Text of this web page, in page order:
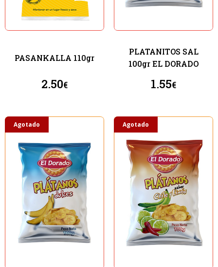
PASANKALLA 110gr
2.50€
PLATANITOS SAL
100gr EL DORADO
1.55€
Agotado Agotado